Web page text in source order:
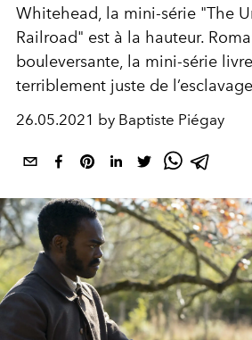
Whitehead, la mini-série "The
Railroad" est à la hauteur.
bouleversante, la mini-série
terriblement juste de
26.05.2021 by Baptiste Piégay